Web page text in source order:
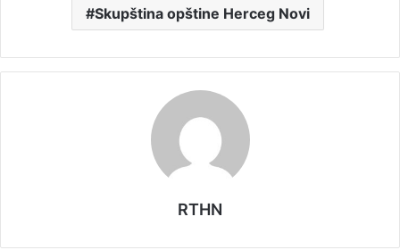
Skupština opštine Herceg Novi
RTHN